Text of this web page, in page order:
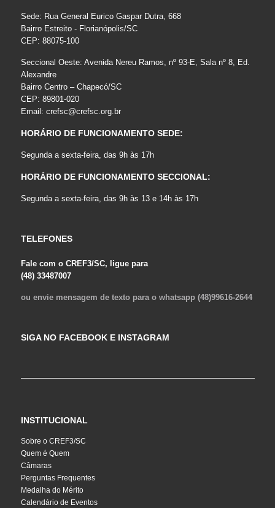
Sede: Rua General Eurico Gaspar Dutra, 668
Bairro Estreito - Florianópolis/SC
CEP: 88075-100
Seccional Oeste: Avenida Nereu Ramos, nº 93-E, Sala nº 8, Ed.
Alexandre
Bairro Centro – Chapecó/SC
CEP: 89801-020
Email: crefsc@crefsc.org.br
HORÁRIO DE FUNCIONAMENTO SEDE:
Segunda a sexta-feira, das 9h às 17h
HORÁRIO DE FUNCIONAMENTO SECCIONAL:
Segunda a sexta-feira, das 9h às 13 e 14h às 17h
TELEFONES
Fale com o CREF3/SC, ligue para
(48) 33487007
ou envie mensagem de texto para o whatsapp (48)99616-2644
SIGA NO FACEBOOK E INSTAGRAM
INSTITUCIONAL
Sobre o CREF3/SC
Quem é Quem
Câmaras
Perguntas Frequentes
Medalha do Mérito
Calendário de Eventos